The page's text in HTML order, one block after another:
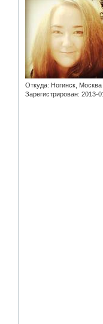
Откуда: Ногинск, Москва
Зарегистрирован: 2013-